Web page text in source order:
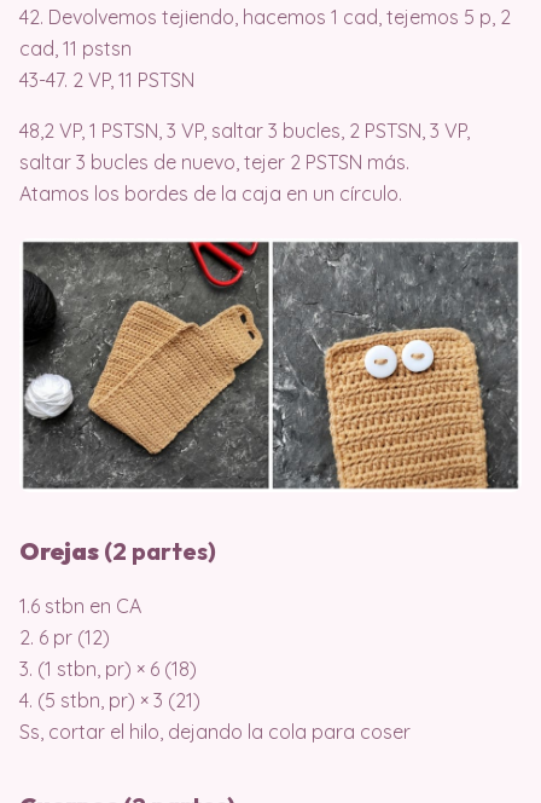
42. Devolvemos tejiendo, hacemos 1 cad, tejemos 5 p, 2
cad, 11 pstsn
43-47. 2 VP, 11 PSTSN
48,2 VP, 1 PSTSN, 3 VP, saltar 3 bucles, 2 PSTSN, 3 VP,
saltar 3 bucles de nuevo, tejer 2 PSTSN más.
Atamos los bordes de la caja en un círculo.
Orejas (2 partes)
1.6 stbn en CA
2. 6 pr (12)
3. (1 stbn, pr) × 6 (18)
4. (5 stbn, pr) × 3 (21)
Ss, cortar el hilo, dejando la cola para coser